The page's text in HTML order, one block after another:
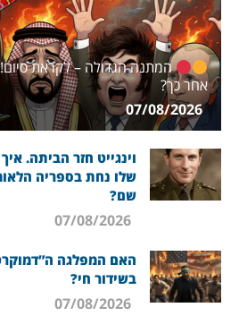
המתנה הגדולה – לקראת סיום!
אחר כך?
07/08/2026
וינגייט חזר הביתה.
שלו נחת בספריה
שם?
האם המפלגה
בשידור חי?